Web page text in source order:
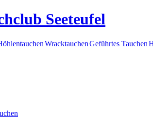
Seeteufel
WracktauchenGeführtes Tauchen